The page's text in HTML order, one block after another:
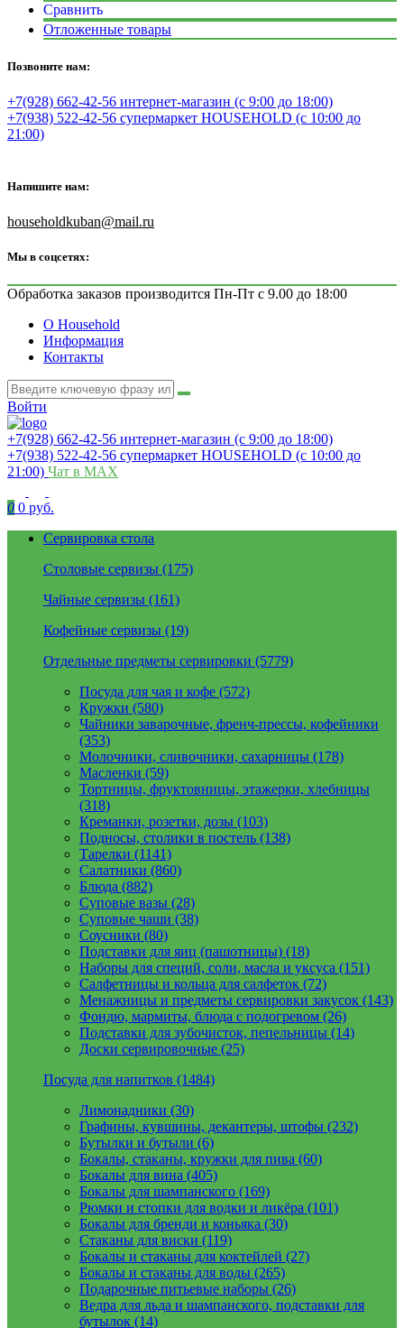
Сравнить
Отложенные товары
Позвоните нам:
+7(928) 662-42-56 интернет-магазин (с 9:00 до 18:00)
+7(938) 522-42-56 супермаркет HOUSEHOLD (с 10:00 до
21:00)
Напишите нам:
householdkuban@mail.ru
Мы в соцсетях:
Обработка заказов производится Пн-Пт с 9.00 до 18:00
О Household
Информация
Контакты
Войти
+7(928) 662-42-56 интернет-магазин (с 9:00 до 18:00)
+7(938) 522-42-56 супермаркет HOUSEHOLD (с 10:00 до
21:00) Чат в MAX
0 0 руб.
Сервировка стола
Столовые сервизы (175)
Чайные сервизы (161)
Кофейные сервизы (19)
Отдельные предметы сервировки (5779)
Посуда для чая и кофе (572)
Кружки (580)
Чайники заварочные, френч-прессы, кофейники
(353)
Молочники, сливочники, сахарницы (178)
Масленки (59)
Тортницы, фруктовницы, этажерки, хлебницы
(318)
Креманки, розетки, дозы (103)
Подносы, столики в постель (138)
Тарелки (1141)
Салатники (860)
Блюда (882)
Суповые вазы (28)
Суповые чаши (38)
Соусники (80)
Подставки для яиц (пашотницы) (18)
Наборы для специй, соли, масла и уксуса (151)
Салфетницы и кольца для салфеток (72)
Менажницы и предметы сервировки закусок (143)
Фондю, мармиты, блюда с подогревом (26)
Подставки для зубочисток, пепельницы (14)
Доски сервировочные (25)
Посуда для напитков (1484)
Лимонадники (30)
Графины, кувшины, декантеры, штофы (232)
Бутылки и бутыли (6)
Бокалы, стаканы, кружки для пива (60)
Бокалы для вина (405)
Бокалы для шампанского (169)
Рюмки и стопки для водки и ликёра (101)
Бокалы для бренди и коньяка (30)
Стаканы для виски (119)
Бокалы и стаканы для коктейлей (27)
Бокалы и стаканы для воды (265)
Подарочные питьевые наборы (26)
Ведра для льда и шампанского, подставки для
бутылок (14)